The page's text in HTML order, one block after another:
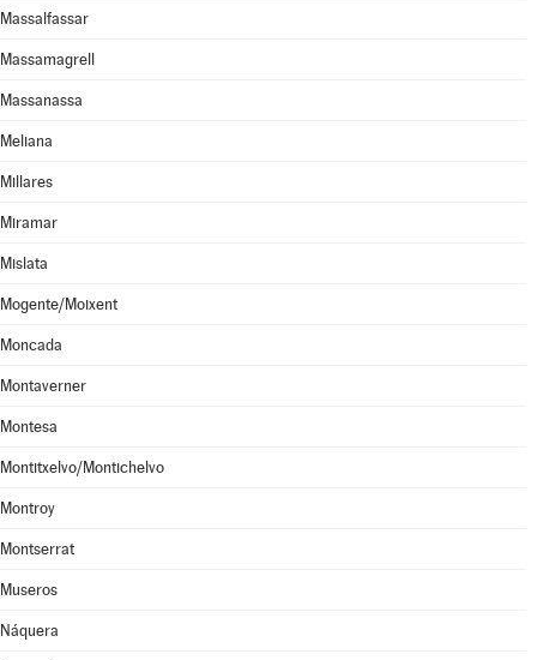
Massalfassar
Massamagrell
Massanassa
Meliana
Millares
Miramar
Mislata
Mogente/Moixent
Moncada
Montaverner
Montesa
Montitxelvo/Montichelvo
Montroy
Montserrat
Museros
Náquera